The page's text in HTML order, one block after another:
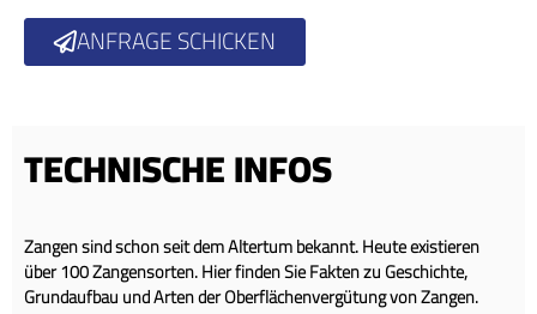
ANFRAGE SCHICKEN
TECHNISCHE INFOS
Zangen sind schon seit dem Altertum bekannt. Heute existieren
über 100 Zangensorten. Hier finden Sie Fakten zu Geschichte,
Grundaufbau und Arten der Oberflächenvergütung von Zangen.